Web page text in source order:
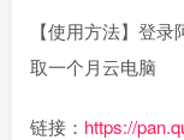
【使用方法】登
取一个月云电脑
链接： https://